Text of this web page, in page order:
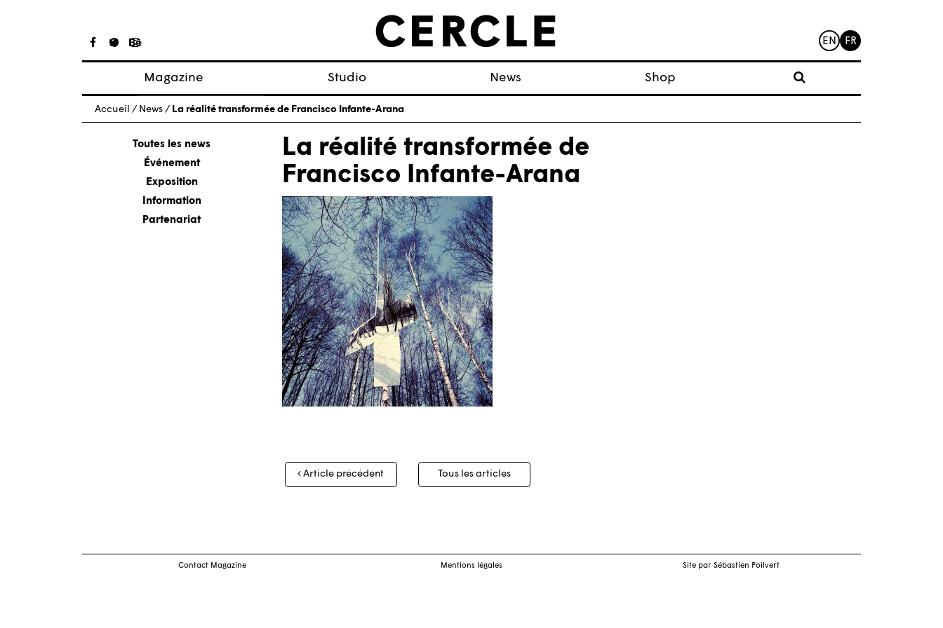
EN FR
Magazine
Articles
À propos
Numéros
Studio News Shop
Accueil / News / La réalité transformée de Francisco Infante-Arana
Toutes les news
Événement
Exposition
Information
Partenariat
La réalité transformée de
Francisco Infante-Arana
Navigation
des
Article précédent Tous les articles
Contact Magazine Mentions légales Site par Sébastien Poilvert